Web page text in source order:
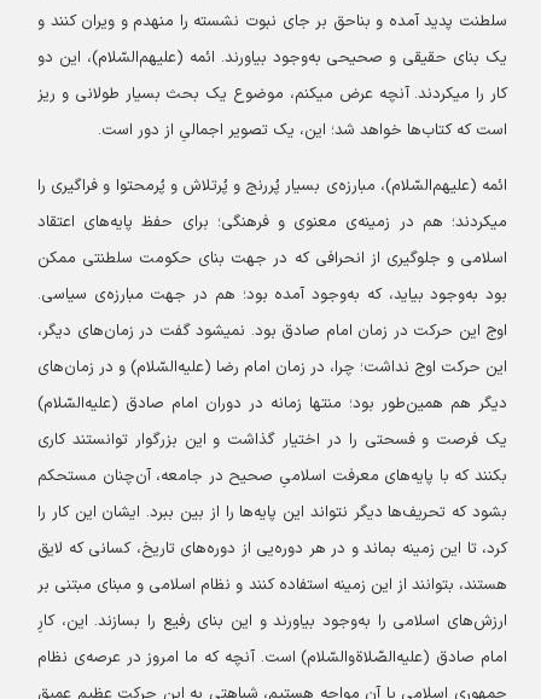
سلطنت پدید آمده و بناحق بر جای نبوت نشسته را منهدم و ویران کنند و
یک بنای حقیقی و صحیحی به‌وجود بیاورند. ائمه (علیهم‌السّلام)، این دو
کار را میکردند. آنچه عرض میکنم، موضوع یک بحث بسیار طولانی و ریز
است که کتاب‌ها خواهد شد؛ این، یک تصویر اجمالیِ از دور است.
ائمه (علیهم‌السّلام)، مبارزه‌ی بسیار پُررنج و پُرتلاش و پُرمحتوا و فراگیری را
میکردند؛ هم در زمینه‌ی معنوی و فرهنگی؛ برای حفظ پایه‌های اعتقاد
اسلامی و جلوگیری از انحرافی که در جهت بنای حکومت سلطنتی ممکن
بود به‌وجود بیاید، که به‌وجود آمده بود؛ هم در جهت مبارزه‌ی سیاسی.
اوج این حرکت در زمان امام صادق بود. نمیشود گفت در زمان‌های دیگر،
این حرکت اوج نداشت؛ چرا، در زمان امام رضا (علیه‌السّلام) و در زمان‌های
دیگر هم همین‌طور بود؛ منتها زمانه در دوران امام صادق (علیه‌السّلام)
یک فرصت و فسحتی را در اختیار گذاشت و این بزرگوار توانستند کاری
بکنند که با پایه‌های معرفت اسلامیِ صحیح در جامعه، آن‌چنان مستحکم
بشود که تحریف‌ها دیگر نتواند این پایه‌ها را از بین ببرد. ایشان این کار را
کرد، تا این زمینه بماند و در هر دوره‌یی از دوره‌های تاریخ، کسانی که لایق
هستند، بتوانند از این زمینه استفاده کنند و نظام اسلامی و مبنای مبتنی بر
ارزش‌های اسلامی را به‌وجود بیاورند و این بنای رفیع را بسازند. این، کارِ
امام صادق (علیه‌الصّلاةوالسّلام) است. آنچه که ما امروز در عرصه‌ی نظام